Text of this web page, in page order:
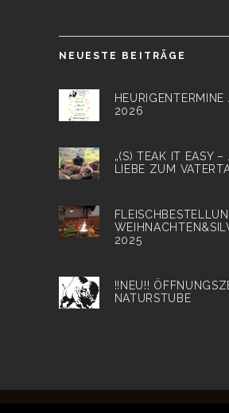
NEUESTE BEITRÄGE
HEURIGENTERMINE
2026
„(S) TEAK IT EASY –
LIEBE ZUM
2025
!!NEU!!
NATURSTUBE